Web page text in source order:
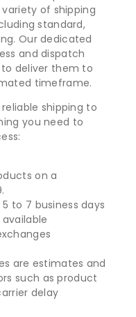
of shipping
standard,
Our dedicated
and dispatch
deliver them to
timeframe.
shipping to
you need to
on a
to 7 business days
are estimates and
such as product
delay